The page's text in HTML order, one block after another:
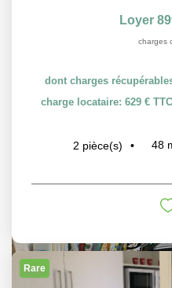
Loyer
charges
dont charges
charge locataire: 629 € TTC
2 pièce(s) 48
Rare